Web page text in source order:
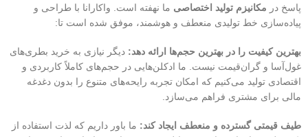
پاسخ در مکانیزم تولید اختصاصی ما نهفته است. واکارانا با طراحی و
پیاده‌سازی خط تولیدی منعطف و هوشمند، موفق شده است تا:
بهترین کیفیت را در بهترین حجم‌ها ارائه دهد: دیگر نیازی به خرید بطری‌های
غول‌آسا و گران‌قیمت نیست. ما ادکلن‌هایی در حجم‌های کاملاً کاربردی و
اقتصادی تولید می‌کنیم که امکان تجربه رایحه‌های متنوع را بدون دغدغه
مالی برای مشتری فراهم می‌سازد.
طیف قیمتی گسترده و منعطف ایجاد کند: ما باور داریم که لذت استفاده از